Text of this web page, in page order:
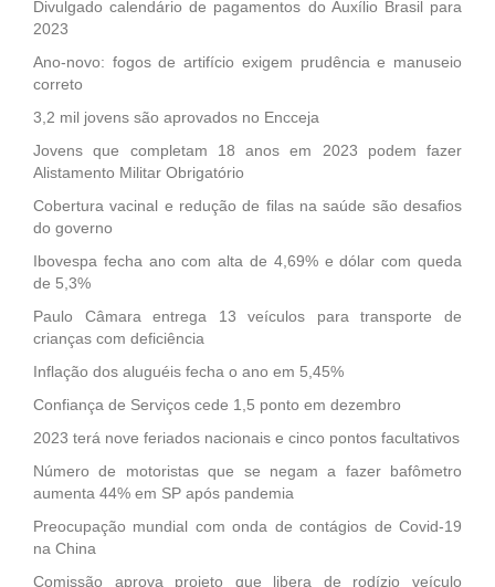
Divulgado calendário de pagamentos do Auxílio Brasil para
2023
Ano-novo: fogos de artifício exigem prudência e manuseio
correto
3,2 mil jovens são aprovados no Encceja
Jovens que completam 18 anos em 2023 podem fazer
Alistamento Militar Obrigatório
Cobertura vacinal e redução de filas na saúde são desafios
do governo
Ibovespa fecha ano com alta de 4,69% e dólar com queda
de 5,3%
Paulo Câmara entrega 13 veículos para transporte de
crianças com deficiência
Inflação dos aluguéis fecha o ano em 5,45%
Confiança de Serviços cede 1,5 ponto em dezembro
2023 terá nove feriados nacionais e cinco pontos facultativos
Número de motoristas que se negam a fazer bafômetro
aumenta 44% em SP após pandemia
Preocupação mundial com onda de contágios de Covid-19
na China
Comissão aprova projeto que libera de rodízio veículo